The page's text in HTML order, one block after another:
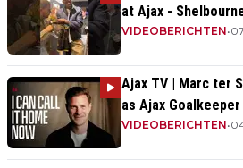
at Ajax -
VIDEOBERICHTEN•
Ajax TV | Marc ter
as Ajax
VIDEOBERICHTEN•